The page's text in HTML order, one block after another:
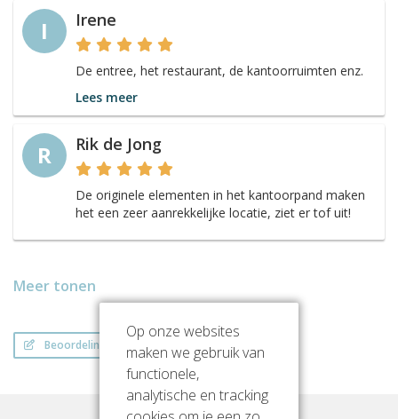
I Irene
De entree, het restaurant, de kantoorruimten enz.
Lees meer
R Rik de Jong
De originele elementen in het kantoorpand maken
het een zeer aanrekkelijke locatie, ziet er tof uit!
Meer tonen
Beoordeling schrijven
Op onze websites
maken we gebruik van
functionele,
analytische en tracking